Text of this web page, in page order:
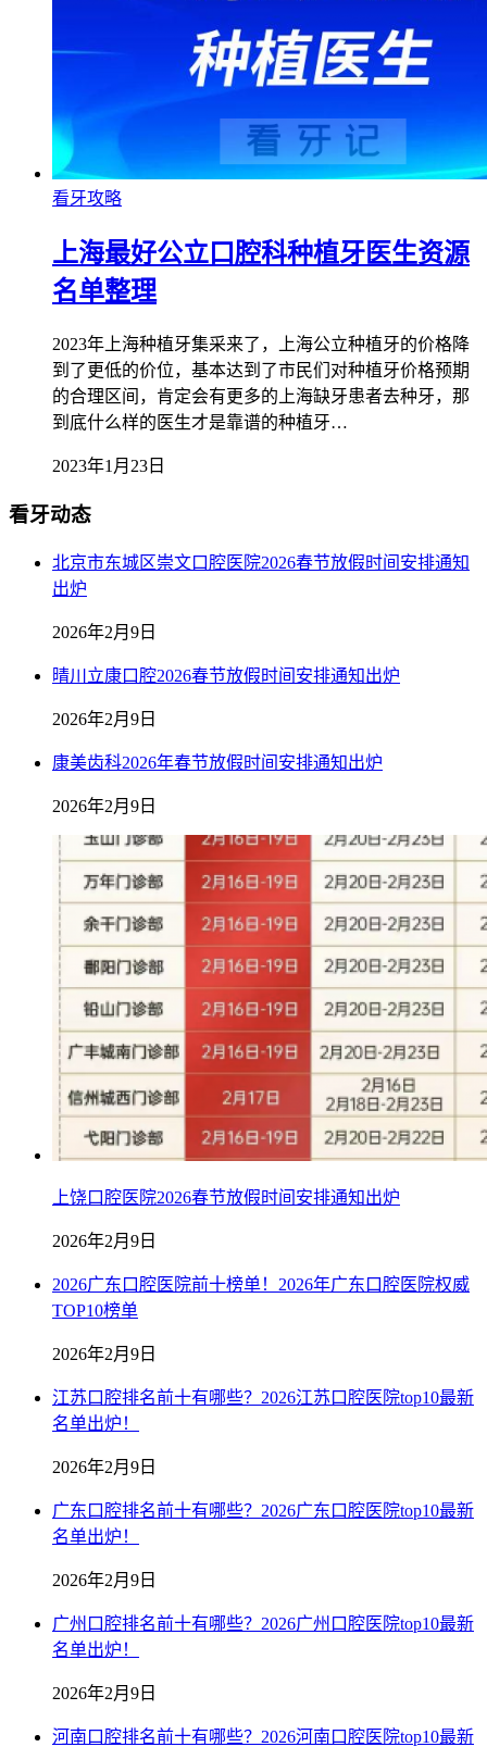
看牙攻略
上海最好公立口腔科种植牙医生资源
名单整理
2023年上海种植牙集采来了，上海公立种植牙的价格降
到了更低的价位，基本达到了市民们对种植牙价格预期
的合理区间，肯定会有更多的上海缺牙患者去种牙，那
到底什么样的医生才是靠谱的种植牙…
2023年1月23日
看牙动态
北京市东城区崇文口腔医院2026春节放假时间安排通知
出炉
2026年2月9日
晴川立康口腔2026春节放假时间安排通知出炉
2026年2月9日
康美齿科2026年春节放假时间安排通知出炉
2026年2月9日
上饶口腔医院2026春节放假时间安排通知出炉
2026年2月9日
2026广东口腔医院前十榜单！2026年广东口腔医院权威
TOP10榜单
2026年2月9日
江苏口腔排名前十有哪些？2026江苏口腔医院top10最新
名单出炉！
2026年2月9日
广东口腔排名前十有哪些？2026广东口腔医院top10最新
名单出炉！
2026年2月9日
广州口腔排名前十有哪些？2026广州口腔医院top10最新
名单出炉！
2026年2月9日
河南口腔排名前十有哪些？2026河南口腔医院top10最新